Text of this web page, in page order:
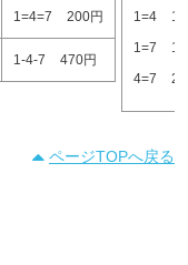
1=4=7 200円
1-4-7 470円
1=4
1=7
4=7
ページTOPへ戻る